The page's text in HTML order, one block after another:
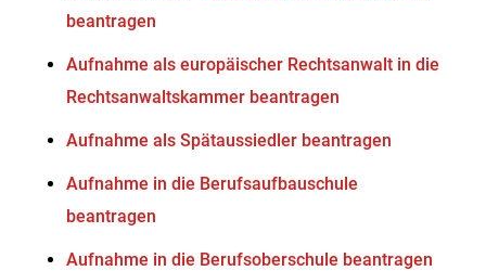
beantragen
Aufnahme als europäischer Rechtsanwalt in die
Rechtsanwaltskammer beantragen
Aufnahme als Spätaussiedler beantragen
Aufnahme in die Berufsaufbauschule
beantragen
Aufnahme in die Berufsoberschule beantragen